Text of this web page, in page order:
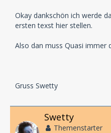
Bob:
Mir auch.
den Sprechern zu sagen,
Regieanweisung -
Okay dankschön ich werde
ersten texst hier stellen.
Also dan muss Quasi immer
Gruss Swetty
Swetty
Themenstarter